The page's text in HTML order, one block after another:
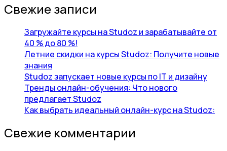
Свежие записи
Загружайте курсы на Studoz и зарабатывайте от
40 % до 80 %!
Летние скидки на курсы Studoz: Получите новые
знания
Studoz запускает новые курсы по IT и дизайну
Тренды онлайн-обучения: Что нового
предлагает Studoz
Как выбрать идеальный онлайн-курс на Studoz:
Свежие комментарии